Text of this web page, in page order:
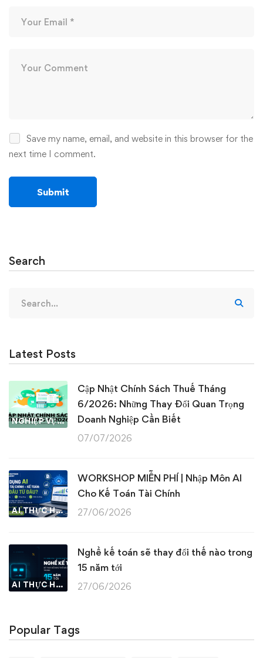
Save my name, email, and website in this browser for the
next time I comment.
Search
for:
Latest Posts
NGHIỆP VỤ KẾ TOÁN & THUẾ
Cập Nhật Chính Sách Thuế Tháng
6/2026: Những Thay Đổi Quan Trọng
Doanh Nghiệp Cần Biết
07/07/2026
AI THỰC HÀNH
WORKSHOP MIỄN PHÍ | Nhập Môn AI
Cho Kế Toán Tài Chính
27/06/2026
AI THỰC HÀNH
Nghề kế toán sẽ thay đổi thế nào trong
15 năm tới
27/06/2026
Popular Tags